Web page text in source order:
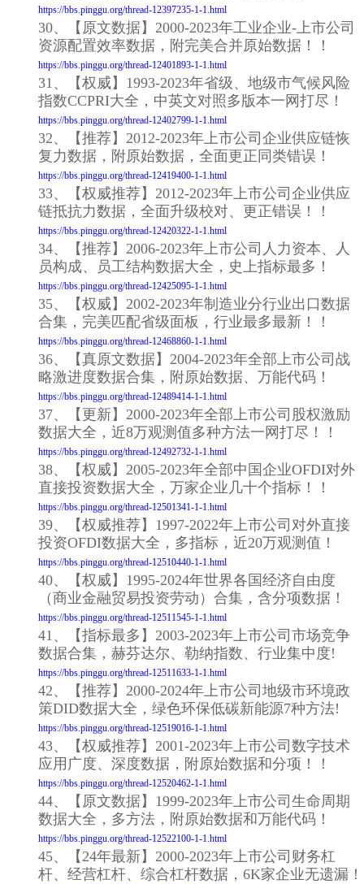
https://bbs.pinggu.org/thread-12397235-1-1.html
30、【原文数据】2000-2023年工业企业-上市公司
资源配置效率数据，附完美合并原始数据！！
https://bbs.pinggu.org/thread-12401893-1-1.html
31、【权威】1993-2023年省级、地级市气候风险
指数CCPRI大全，中英文对照多版本一网打尽！
https://bbs.pinggu.org/thread-12402799-1-1.html
32、【推荐】2012-2023年上市公司企业供应链恢
复力数据，附原始数据，全面更正同类错误！
https://bbs.pinggu.org/thread-12419400-1-1.html
33、【权威推荐】2012-2023年上市公司企业供应
链抵抗力数据，全面升级校对、更正错误！！
https://bbs.pinggu.org/thread-12420322-1-1.html
34、【推荐】2006-2023年上市公司人力资本、人
员构成、员工结构数据大全，史上指标最多！
https://bbs.pinggu.org/thread-12425095-1-1.html
35、【权威】2002-2023年制造业分行业出口数据
合集，完美匹配省级面板，行业最多最新！！
https://bbs.pinggu.org/thread-12468860-1-1.html
36、【真原文数据】2004-2023年全部上市公司战
略激进度数据合集，附原始数据、万能代码！
https://bbs.pinggu.org/thread-12489414-1-1.html
37、【更新】2000-2023年全部上市公司股权激励
数据大全，近8万观测值多种方法一网打尽！！
https://bbs.pinggu.org/thread-12492732-1-1.html
38、【权威】2005-2023年全部中国企业OFDI对外
直接投资数据大全，万家企业几十个指标！！
https://bbs.pinggu.org/thread-12501341-1-1.html
39、【权威推荐】1997-2022年上市公司对外直接
投资OFDI数据大全，多指标，近20万观测值！
https://bbs.pinggu.org/thread-12510440-1-1.html
40、【权威】1995-2024年世界各国经济自由度
（商业金融贸易投资劳动）合集，含分项数据！
https://bbs.pinggu.org/thread-12511545-1-1.html
41、【指标最多】2003-2023年上市公司市场竞争
数据合集，赫芬达尔、勒纳指数、行业集中度!
https://bbs.pinggu.org/thread-12511633-1-1.html
42、【推荐】2000-2024年上市公司地级市环境政
策DID数据大全，绿色环保低碳新能源7种方法!
https://bbs.pinggu.org/thread-12519016-1-1.html
43、【权威推荐】2001-2023年上市公司数字技术
应用广度、深度数据，附原始数据和分项！！
https://bbs.pinggu.org/thread-12520462-1-1.html
44、【原文数据】1999-2023年上市公司生命周期
数据大全，多方法，附原始数据和万能代码！
https://bbs.pinggu.org/thread-12522100-1-1.html
45、【24年最新】2000-2023年上市公司财务杠
杆、经营杠杆、综合杠杆数据，6K家企业无遗漏！